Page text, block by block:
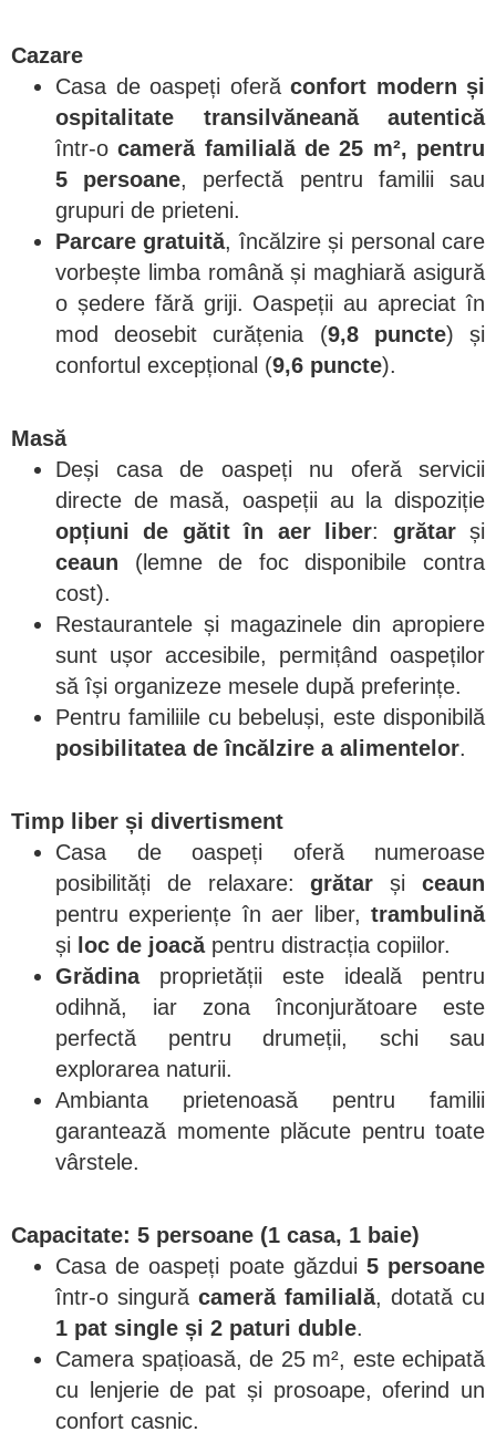
Cazare
Casa de oaspeți oferă confort modern și
ospitalitate transilvăneană autentică
într-ocameră familială de 25 m², pentru
5 persoane, perfectă pentru familii sau
grupuri de prieteni.
Parcare gratuită, încălzire și personal care
vorbește limba română și maghiară asigură
o ședere fără griji. Oaspeții au apreciat în
mod deosebit curățenia (9,8 puncte) și
confortul excepțional (9,6 puncte).
Masă
Deși casa de oaspeți nu oferă servicii
directe de masă, oaspeții au la dispoziție
opțiuni de gătit în aer liber: grătarși
ceaun (lemne de foc disponibile contra
cost).
Restaurantele și magazinele din apropiere
sunt ușor accesibile, permițând oaspeților
să își organizeze mesele după preferințe.
Pentru familiile cu bebeluși, este disponibilă
posibilitatea de încălzire a alimentelor.
Timp liber și divertisment
Casa de oaspeți oferă numeroase
posibilități de relaxare:grătar șiceaun
pentru experiențe în aer liber, trambulină
și loc de joacăpentru distracția copiilor.
Grădinaproprietății este ideală pentru
odihnă, iar zona înconjurătoare este
perfectă pentru drumeții, schi sau
explorarea naturii.
Ambianta prietenoasă pentru familii
garantează momente plăcute pentru toate
vârstele.
Capacitate: 5 persoane (1 casa, 1 baie)
Casa de oaspeți poate găzdui 5 persoane
într-o singură cameră familială, dotată cu
1 pat single și 2 paturi duble.
Camera spațioasă, de 25 m², este echipată
cu lenjerie de pat și prosoape, oferind un
confort casnic.